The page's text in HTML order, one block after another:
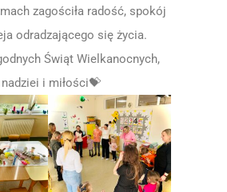
zagościła radość, spokój
odradzającego się życia.
Świąt Wielkanocnych,
nadziei i miłości💝